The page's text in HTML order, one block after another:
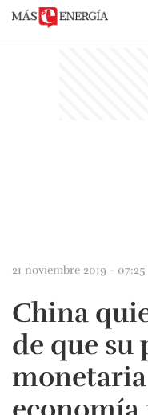
21 noviembre 2019 - 07:25
China
de que su